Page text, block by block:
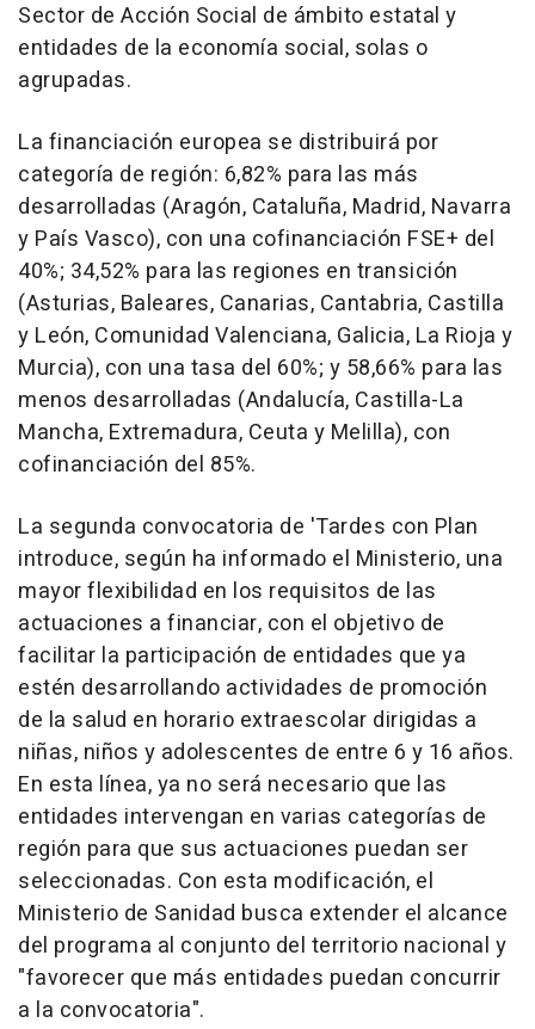
Sector de Acción Social de ámbito estatal y
entidades de la economía social, solas o
agrupadas.
La financiación europea se distribuirá por
categoría de región: 6,82% para las más
desarrolladas (Aragón, Cataluña, Madrid, Navarra
y País Vasco), con una cofinanciación FSE+ del
40%; 34,52% para las regiones en transición
(Asturias, Baleares, Canarias, Cantabria, Castilla
y León, Comunidad Valenciana, Galicia, La Rioja y
Murcia), con una tasa del 60%; y 58,66% para las
menos desarrolladas (Andalucía, Castilla-La
Mancha, Extremadura, Ceuta y Melilla), con
cofinanciación del 85%.
La segunda convocatoria de 'Tardes con Plan
introduce, según ha informado el Ministerio, una
mayor flexibilidad en los requisitos de las
actuaciones a financiar, con el objetivo de
facilitar la participación de entidades que ya
estén desarrollando actividades de promoción
de la salud en horario extraescolar dirigidas a
niñas, niños y adolescentes de entre 6 y 16 años.
En esta línea, ya no será necesario que las
entidades intervengan en varias categorías de
región para que sus actuaciones puedan ser
seleccionadas. Con esta modificación, el
Ministerio de Sanidad busca extender el alcance
del programa al conjunto del territorio nacional y
"favorecer que más entidades puedan concurrir
a la convocatoria".